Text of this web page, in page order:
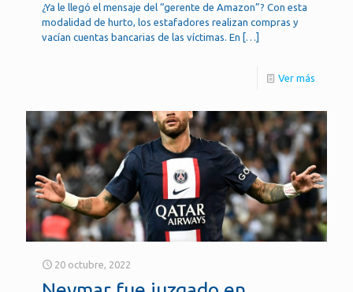
¿Ya le llegó el mensaje del “gerente de Amazon”? Con esta
modalidad de hurto, los estafadores realizan compras y
vacían cuentas bancarias de las víctimas. En […]
Ver más
20 octubre, 2022